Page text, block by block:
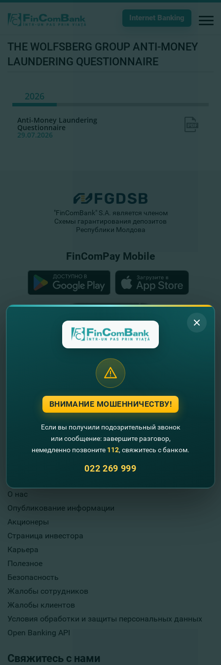
Internet Banking
THE WOLFSBERG GROUP ANTI-MONEY
LAUNDERING QUESTIONNAIRE
2026
Anti-Money Laundering
Questionnaire
29.07.2026
О нас
Опубликование информации
Акционеры
Страница инвестора
Карьера
Полезное
Безопасность
Жалобы сотрудников
Жалобы клиентов
Условия обработки и защиты персональных данных
Open Banking API
Свяжитесь с нами
"FinComBank" S.A. является членом
Схемы гарантирования депозитов
Республики Молдова
FinComPay Mobile
ВНИМАНИЕ МОШЕННИЧЕСТВУ!
Если вы получили подозрительный звонок
или сообщение: завершите разговор,
немедленно позвоните 112, свяжитесь с банком.
022 269 999